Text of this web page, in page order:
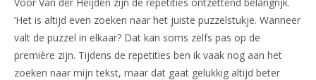
‘Het is altijd even zoeken naar het juiste puzzelstukje. Wanneer
valt de puzzel in elkaar? Dat kan soms zelfs pas op de
première zijn. Tijdens de repetities ben ik vaak nog aan het
zoeken naar mijn tekst, maar dat gaat gelukkig altijd beter